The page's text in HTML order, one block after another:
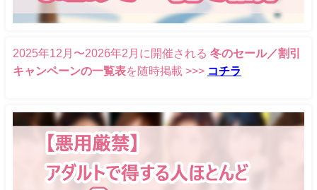
2025年12月〜2026年2月に開催される 冬のセール／割引
キャンペーンの一覧表を随時掲載 >>> コチラ